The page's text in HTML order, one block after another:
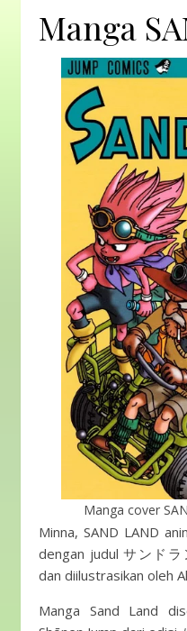
Manga
Manga cover
Minna, SAND LAND
dengan judul サンド
dan diilustrasikan oleh
Manga Sand Land